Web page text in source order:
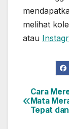
melihat
atau
Post
Cara
Mata
Tepat